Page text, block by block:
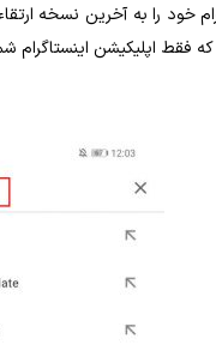
خود را به آخرین نسخه
اپلیکیشن اینستاگرام